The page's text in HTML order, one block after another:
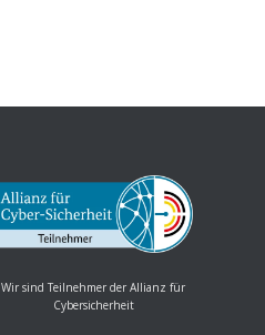
Wir sind Teilnehmer der Allianz für
Cybersicherheit